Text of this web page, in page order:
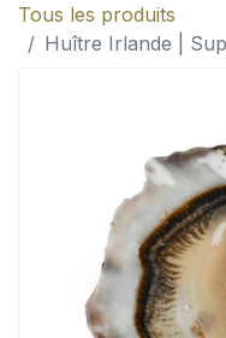
Tous les produits
Huître Irlande |